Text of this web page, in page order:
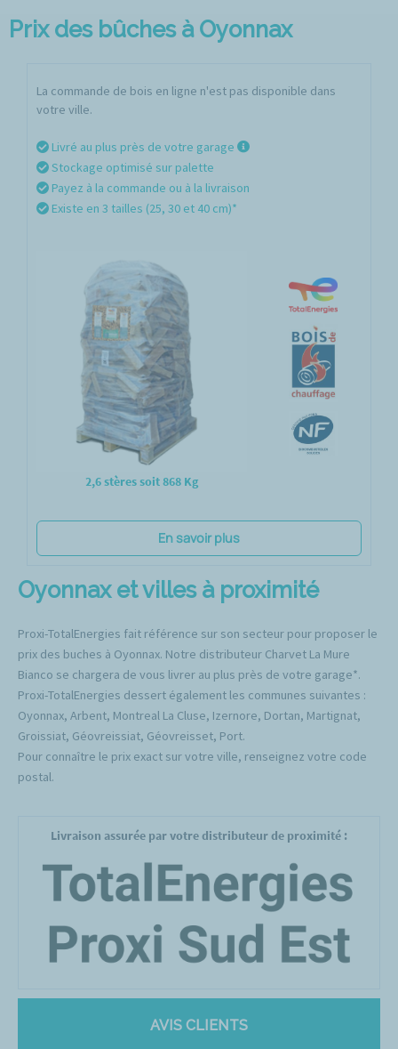
Prix des bûches à Oyonnax
2,6 stères soit 868 Kg
La commande de bois en ligne n'est pas disponible dans
votre ville.
Livré au plus près de votre garage
Stockage optimisé sur palette
Payez à la commande ou à la livraison
Existe en 3 tailles (25, 30 et 40 cm)*
En savoir plus
Oyonnax et villes à proximité
Proxi-TotalEnergies fait référence sur son secteur pour proposer le
prix des buches à Oyonnax. Notre distributeur Charvet La Mure
Bianco se chargera de vous livrer au plus près de votre garage*.
Proxi-TotalEnergies dessert également les communes suivantes :
Oyonnax, Arbent, Montreal La Cluse, Izernore, Dortan, Martignat,
Groissiat, Géovreissiat, Géovreisset, Port.
Pour connaître le prix exact sur votre ville, renseignez votre code
postal.
Livraison assurée par votre distributeur de proximité :
AVIS CLIENTS